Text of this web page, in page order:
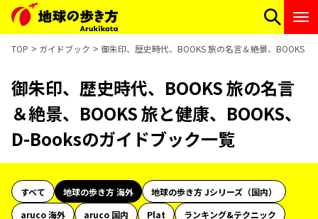
TOP ガイドブック 御朱印、歴史時代、BOOKS 旅の名言＆絶景、BOOKS
御朱印、歴史時代、BOOKS 旅の名言
＆絶景、BOOKS 旅と健康、BOOKS、
D-Booksのガイドブック一覧
すべて 地球の歩き方 海外
地球の歩き方 Jシリーズ（国内）
aruco 海外
aruco 国内 Plat
ランキング&テクニック